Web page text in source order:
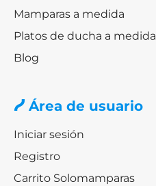
Mamparas a medida
Platos de ducha a medida
Blog
Área de usuario
Iniciar sesión
Registro
Carrito Solomamparas